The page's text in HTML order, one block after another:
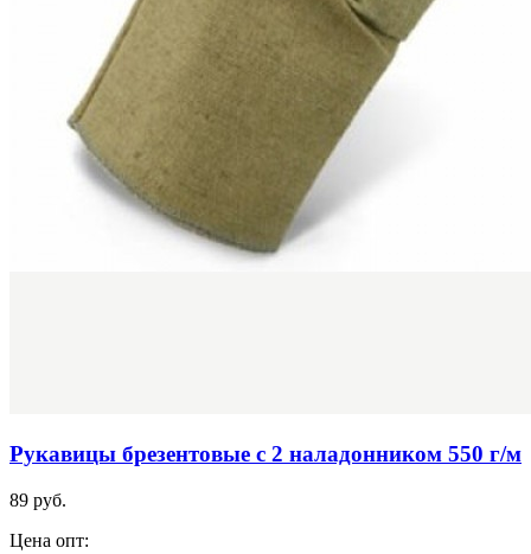
Рукавицы брезентовые с 2 наладонником 550 г/м
89 руб.
Цена опт: